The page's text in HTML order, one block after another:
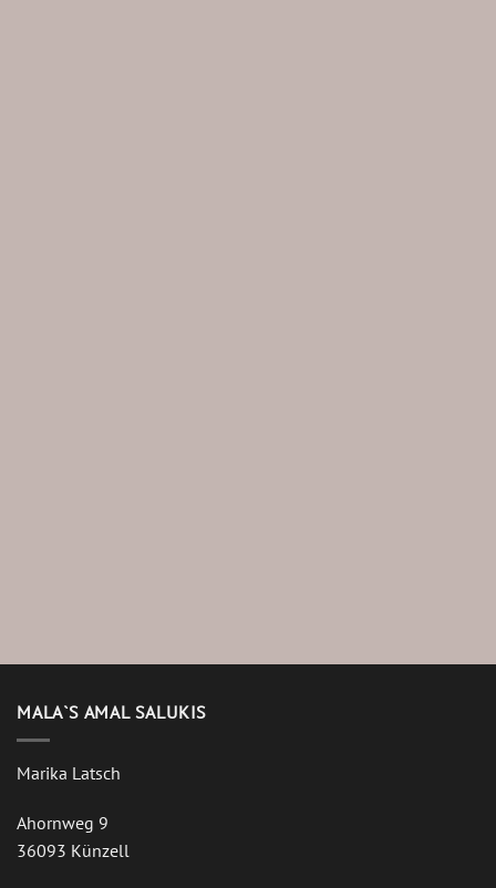
MALA`S AMAL SALUKIS
Marika Latsch
Ahornweg 9
36093 Künzell